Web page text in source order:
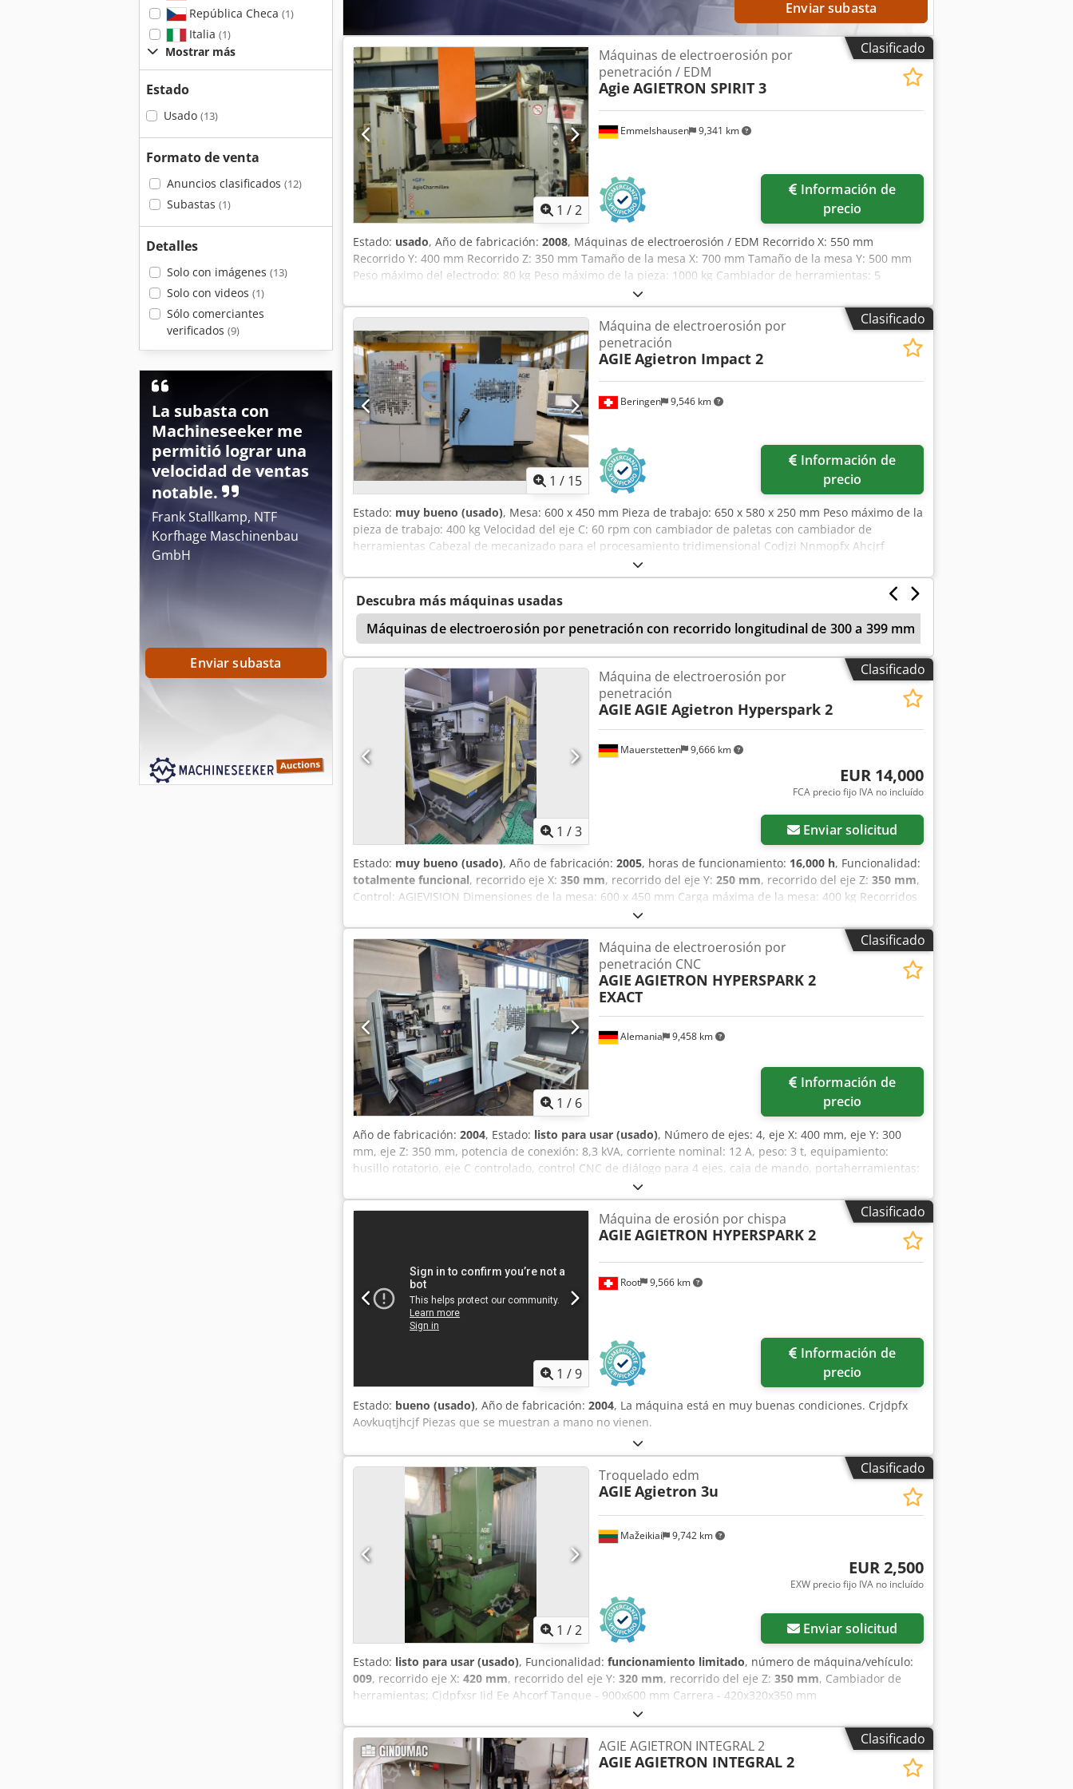
República Checa (1)
Italia (1)
Mostrar más
Estado
Usado (13)
Formato de venta
Anuncios clasificados (12)
Subastas (1)
Detalles
Solo con imágenes (13)
Solo con videos (1)
Sólo comerciantes
verificados (9)
La subasta con
Machineseeker me
permitió lograr una
velocidad de ventas
notable.
Frank Stallkamp, NTF
Korfhage Maschinenbau
GmbH
Enviar subasta
Enviar subasta
Clasificado
Pedir más fotos
1 /2
Emmelshausen 9,341 km
Máquinas de electroerosión por
penetración / EDM
Agie AGIETRON SPIRIT 3
precio
Estado: usado, Año de fabricación: 2008, Máquinas de electroerosión / EDM Recorrido X: 550 mm
Recorrido Y: 400 mm Recorrido Z: 350 mm Tamaño de la mesa X: 700 mm Tamaño de la mesa Y: 500 mm
Peso máximo del electrodo: 80 kg Peso máximo de la pieza: 1000 kg Cambiador de herramientas: 5
posiciones Refrigerador Eje C Codpfxew Ektfo Ahcerf
Clasificado
1 / 15
Beringen 9,546 km
Máquina de electroerosión por
penetración
AGIE Agietron Impact 2
precio
Estado: muy bueno (usado), Mesa: 600 x 450 mm Pieza de trabajo: 650 x 580 x 250 mm Peso máximo de la
pieza de trabajo: 400 kg Velocidad del eje C: 60 rpm con cambiador de paletas con cambiador de
herramientas Cabezal de mecanizado para el procesamiento tridimensional Codjzi Nnmopfx Ahcjrf
Descubra más máquinas usadas
Máquinas de electroerosión por penetración con recorrido longitudinal de 300 a 399 mm
Clasificado
1 /3
Mauerstetten 9,666 km
Máquina de electroerosión por
penetración
AGIE AGIE Agietron Hyperspark 2
EUR 14,000
FCA precio fijo IVA no incluído
Enviar solicitud
Estado: muy bueno (usado), Año de fabricación: 2005, horas de funcionamiento: 16,000 h, Funcionalidad:
totalmente funcional, recorrido eje X: 350 mm, recorrido del eje Y: 250 mm, recorrido del eje Z: 350 mm,
Control: AGIEVISION Dimensiones de la mesa: 600 x 450 mm Carga máxima de la mesa: 400 kg Recorridos
máximos: 350 x 250 x 350 mm (X/Y/Z) Cjdjzk Ibzspfx Ahcorf Almacén de herramientas con capacidad para
28 herramientas Eje C integrado: 60 RPM Sistema de extinción de incendios con CO2 Año de fabricación:
2005 Aproximadamente 16.000 horas de funcionamiento La máquina está en perfecto estado de
funcionamiento, lista para su uso y conectada.
Clasificado
1 / 6
Alemania 9,458 km
Máquina de electroerosión por
penetración CNC
AGIE AGIETRON HYPERSPARK 2
EXACT
precio
Año de fabricación: 2004, Estado: listo para usar (usado), Número de ejes: 4, eje X: 400 mm, eje Y: 300
mm, eje Z: 350 mm, potencia de conexión: 8,3 kVA, corriente nominal: 12 A, peso: 3 t, equipamiento:
husillo rotatorio, eje C controlado, control CNC de diálogo para 4 ejes, caja de mando, portaherramientas:
portapinzas de sujeción rápida Erowa ITS, cambiador automático de electrodos para 20 posiciones, filtro
de cartucho de papel. Es posible la inspección in situ. Cedpfezadk Eox Ahcsrf
Clasificado
1 /9
Root 9,566 km
Máquina de erosión por chispa
AGIE AGIETRON HYPERSPARK 2
precio
Estado: bueno (usado), Año de fabricación: 2004, La máquina está en muy buenas condiciones. Crjdpfx
Aovkuqtjhcjf Piezas que se muestran a mano no vienen.
Clasificado
Pedir más fotos
1 /2
Mažeikiai 9,742 km
Troquelado edm
AGIE Agietron 3u
EUR 2,500
EXW precio fijo IVA no incluído
Enviar solicitud
Estado: listo para usar (usado), Funcionalidad: funcionamiento limitado, número de máquina/vehículo:
009, recorrido eje X: 420 mm, recorrido del eje Y: 320 mm, recorrido del eje Z: 350 mm, Cambiador de
herramientas; Cjdpfxsr Iid Ee Ahcorf Tanque - 900x600 mm Carrera - 420x320x350 mm
Clasificado
AGIE AGIETRON INTEGRAL 2
AGIE AGIETRON INTEGRAL 2